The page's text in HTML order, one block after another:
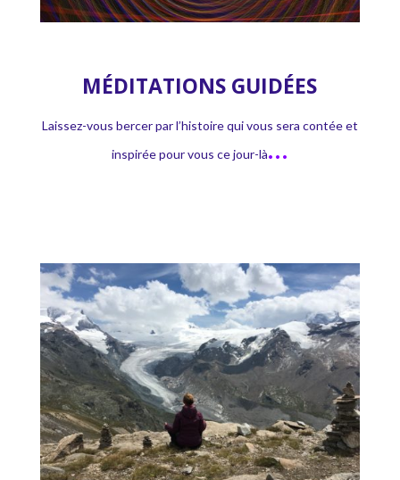
MÉDITATIONS GUIDÉES
Laissez-vous bercer par l’histoire qui vous sera contée et
inspirée pour vous ce jour-là…